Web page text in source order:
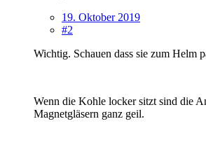
19. Oktober 2019
#2
Wichtig. Schauen dass sie zum Helm
Wenn die Kohle locker sitzt sind die
Magnetgläsern ganz geil.